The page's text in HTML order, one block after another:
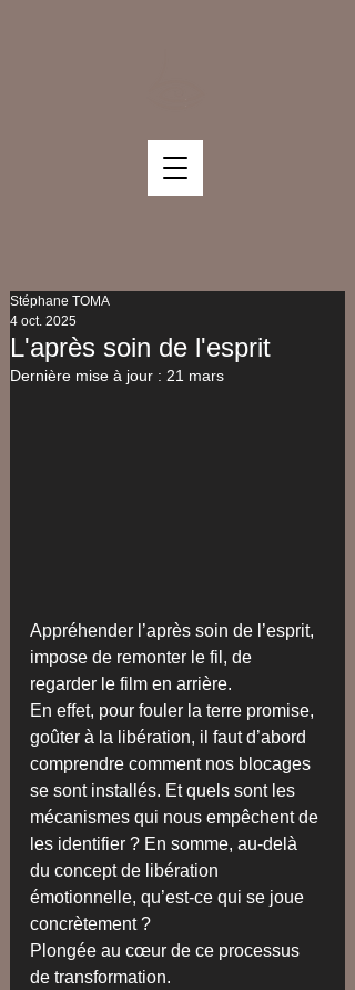
L'après soin de l'esprit
Stéphane TOMA
4 oct. 2025
Dernière mise à jour : 21 mars
Appréhender l’après soin de l’esprit,
impose de remonter le fil, de
regarder le film en arrière.
En effet, pour fouler la terre promise,
goûter à la libération, il faut d’abord
comprendre comment nos blocages
se sont installés. Et quels sont les
mécanismes qui nous empêchent de
les identifier ? En somme, au-delà
du concept de libération
émotionnelle, qu’est-ce qui se joue
concrètement ?
Plongée au cœur de ce processus
de transformation.